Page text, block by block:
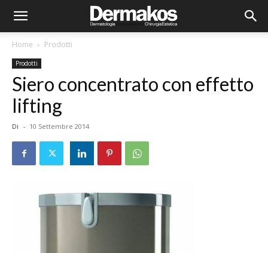
Home Prodotti
Prodotti
Siero concentrato con effetto
lifting
Di - 10 Settembre 2014